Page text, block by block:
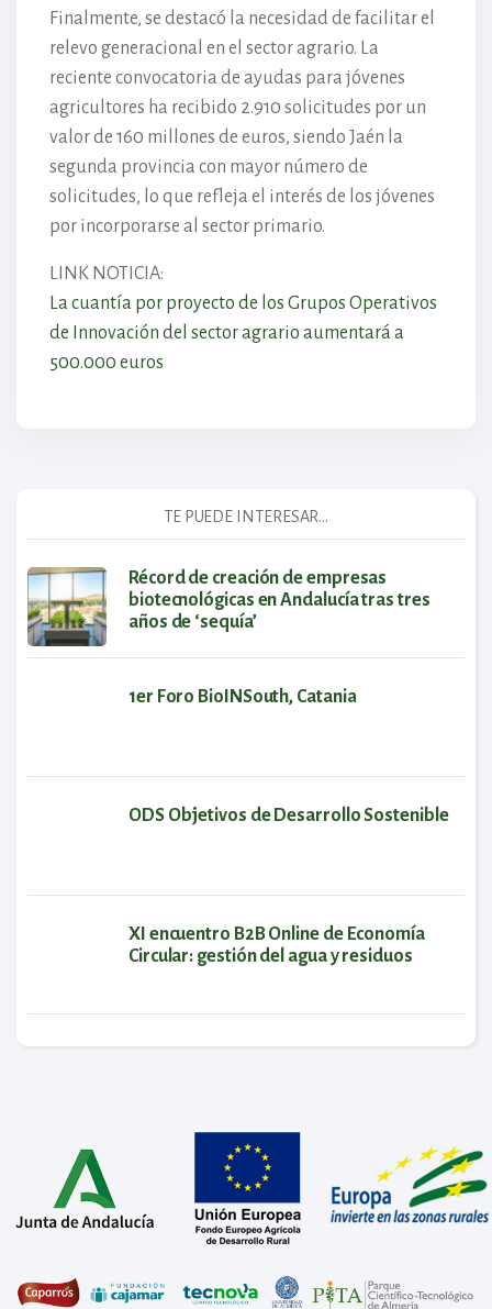
Finalmente, se destacó la necesidad de facilitar el
relevo generacional en el sector agrario. La
reciente convocatoria de ayudas para jóvenes
agricultores ha recibido 2.910 solicitudes por un
valor de 160 millones de euros, siendo Jaén la
segunda provincia con mayor número de
solicitudes, lo que refleja el interés de los jóvenes
por incorporarse al sector primario.
LINK NOTICIA:
La cuantía por proyecto de los Grupos Operativos
de Innovación del sector agrario aumentará a
500.000 euros
TE PUEDE INTERESAR...
Récord de creación de empresas
biotecnológicas en Andalucía tras tres
años de ‘sequía’
1er Foro BioINSouth, Catania
ODS Objetivos de Desarrollo Sostenible
XI encuentro B2B Online de Economía
Circular: gestión del agua y residuos